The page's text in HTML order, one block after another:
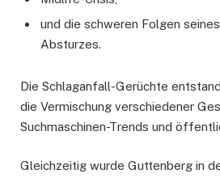
und die schweren Folgen
Absturzes.
Die Schlaganfall-Gerüchte
die Vermischung verschiedener
Suchmaschinen-Trends und
Gleichzeitig wurde Guttenberg in